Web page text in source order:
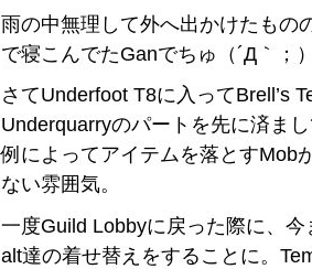
雨の中無理して外へ出かけたもの
で寝こんでたGanでちゅ（´Д｀；
さてUnderfoot T8に入ってBrell’s
Underquarryのパートを先に済ま
例によってアイテムを落とすMob
ない雰囲気。
一度Guild Lobbyに戻った際に、
alt達の着せ替えをすることに。